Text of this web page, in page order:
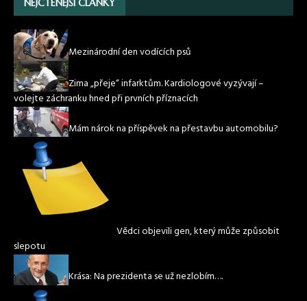
NEJČTENĚJŠÍ ČLÁNKY
Mezinárodní den vodících psů
Zima „přeje“ infarktům. Kardiologové vyzývají –
volejte záchranku hned při prvních příznacích
Mám nárok na příspěvek na přestavbu automobilu?
Vědci objevili gen, který může způsobit
slepotu
Krása: Na prezidenta se už nezlobím….